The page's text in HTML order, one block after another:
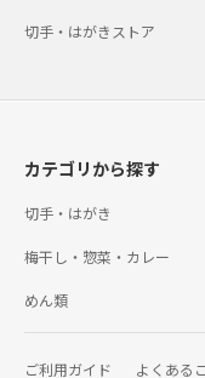
切手・はがきストア
カテゴリから探す
切手・はがき
梅干し・惣菜・カレー
めん類
ご利用ガイド よくある